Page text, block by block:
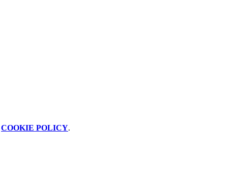
COOKIE POLICY.